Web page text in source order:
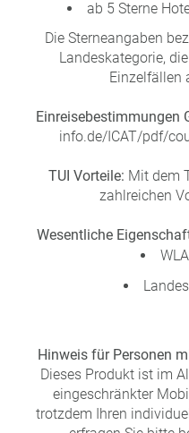
ab 5 Sterne
Die Sterneangaben
Landeskategorie,
Einzelfällen
Einreisebestimmungen
info.de/ICAT/pdf/
TUI Vorteile: Mit dem
zahlreichen
Wesentliche
Hinweis für Personen
Dieses Produkt ist im
eingeschränkter
trotzdem Ihren